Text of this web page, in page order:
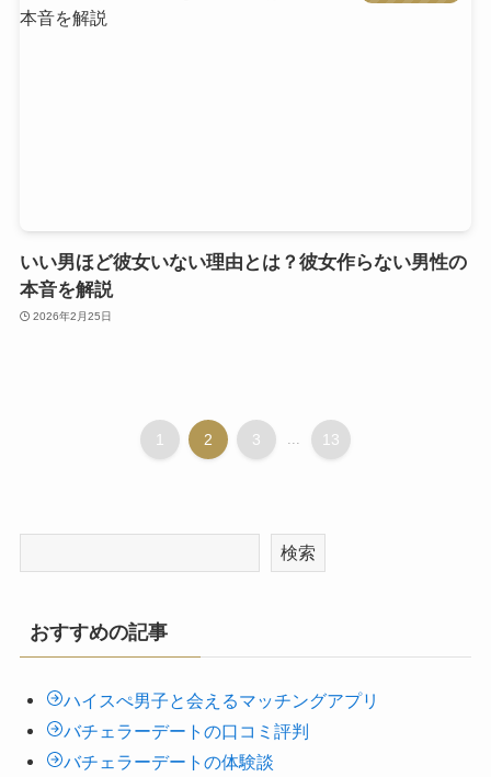
いい男ほど彼女いない理由とは？彼女作らない男性の
本音を解説
2026年2月25日
1 2 3 13
検索
おすすめの記事
ハイスぺ男子と会えるマッチングアプリ
バチェラーデートの口コミ評判
バチェラーデートの体験談